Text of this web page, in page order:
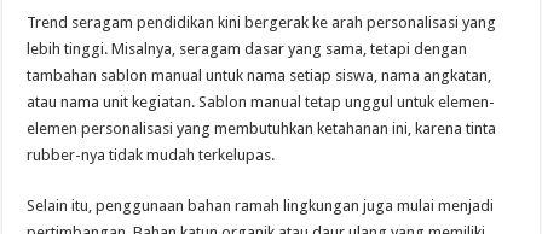
Trend seragam pendidikan kini bergerak ke arah personalisasi yang
lebih tinggi. Misalnya, seragam dasar yang sama, tetapi dengan
tambahan sablon manual untuk nama setiap siswa, nama angkatan,
atau nama unit kegiatan. Sablon manual tetap unggul untuk elemen-
elemen personalisasi yang membutuhkan ketahanan ini, karena tinta
rubber-nya tidak mudah terkelupas.
Selain itu, penggunaan bahan ramah lingkungan juga mulai menjadi